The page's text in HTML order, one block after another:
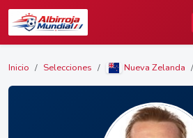
Inicio Selecciones Nueva Zelanda